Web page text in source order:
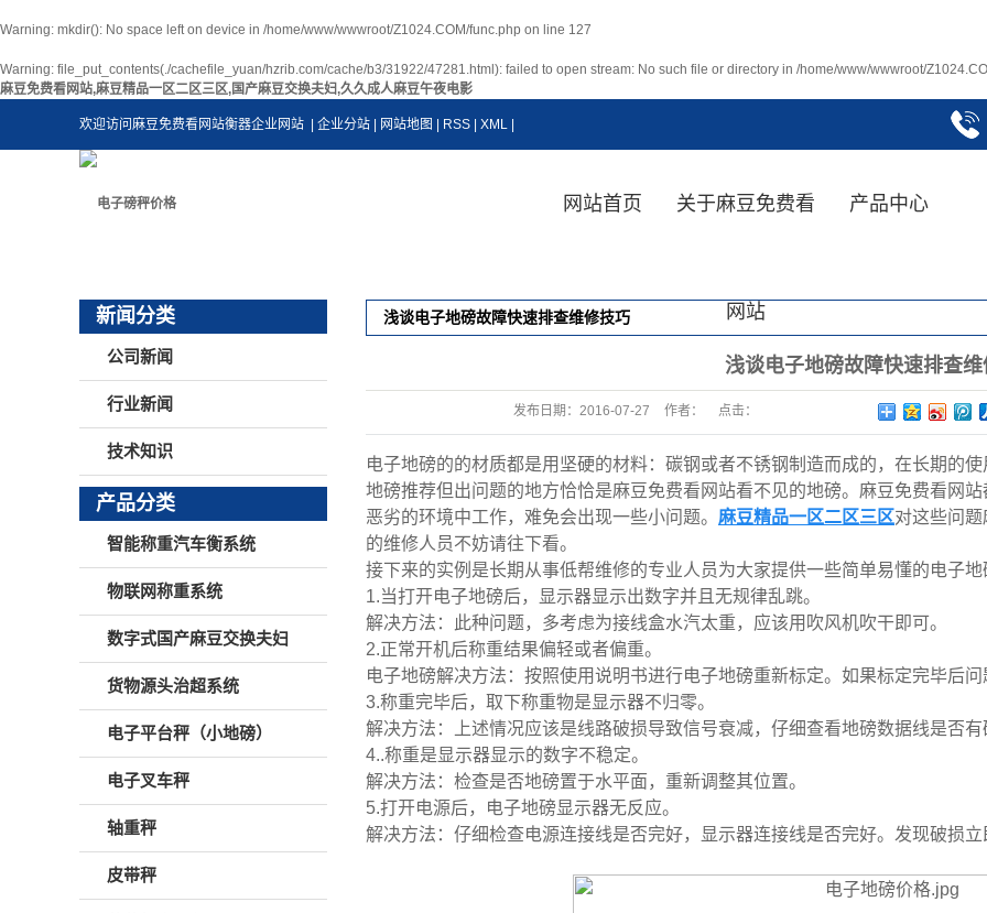
Warning: mkdir(): No space left on device in /home/www/wwwroot/Z1024.COM/func.php on line 127
Warning: file_put_contents(./cachefile_yuan/hzrib.com/cache/b3/31922/47281.html): failed to open stream: No such file or directory in /home/www/wwwroot/
麻豆免费看网站,麻豆精品一区二区三区,国产麻豆交换夫妇,久久成人麻豆午夜电影
欢迎访问麻豆免费看网站衡器企业网站 | 企业分站 网站地图 RSS XML
网站首页 关于麻豆免费看
网站
产品中心
智能称重系统
皮带秤
衡器配件
查看更多
新闻分类
公司新闻
行业新闻
技术知识
产品分类
智能称重汽车衡系统
物联网称重系统
数字式国产麻豆交换夫妇
货物源头治超系统
电子平台秤（小地磅）
电子叉车秤
轴重秤
皮带秤
浅谈电子地磅故障快速排查维修技巧
浅谈电子地磅故障快速排查
发布日期： 2016-07-27 作者： 点击：
电子地磅的的材质都是用坚硬的材料：碳钢或者不锈钢制造而成的，在长期的
地磅推荐但出问题的地方恰恰是麻豆免费看网站看不见的地磅。麻豆免费看网
恶劣的环境中工作，难免会出现一些小问题。 麻豆精品一区二区三区对这些问
的维修人员不妨请往下看。
接下来的实例是长期从事低帮维修的专业人员为大家提供一些简单易懂的电子
1.当打开电子地磅后，显示器显示出数字并且无规律乱跳。
解决方法：此种问题，多考虑为接线盒水汽太重，应该用吹风机吹干即可。
2.正常开机后称重结果偏轻或者偏重。
电子地磅解决方法：按照使用说明书进行电子地磅重新标定。如果标定完毕后
3.称重完毕后，取下称重物是显示器不归零。
解决方法：上述情况应该是线路破损导致信号衰减，仔细查看地磅数据线是否有
4..称重是显示器显示的数字不稳定。
解决方法：检查是否地磅置于水平面，重新调整其位置。
5.打开电源后，电子地磅显示器无反应。
解决方法：仔细检查电源连接线是否完好，显示器连接线是否完好。发现破损立